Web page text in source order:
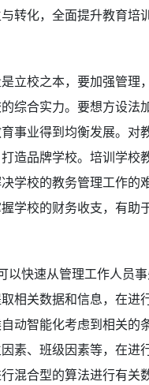
转化，全面提升教育培
立校之本，要加强管理
综合实力。要想方设法
事业得到均衡发展。对
造品牌学校。培训学校
学校的教务管理工作的
学校的财务收支，有助
以快速从管理工作人员
相关数据和信息，在进
动智能化考虑到相关的
素、班级因素等，在进
混合型的算法进行有关